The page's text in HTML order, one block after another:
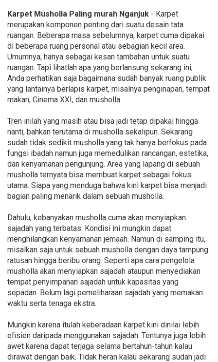
Karpet Musholla Paling murah Nganjuk - Karpet
merupakan komponen penting dari suatu desain tata
ruangan. Beberapa masa sebelumnya, karpet cuma dipakai
di beberapa ruang personal atau sebagian kecil area.
Umumnya, hanya sebagai kesan tambahan untuk suatu
ruangan. Tapi lihatlah apa yang berlansung sekarang ini,
Anda perhatikan saja bagaimana sudah banyak ruang publik
yang lantainya berlapis karpet, misalnya penginapan, tempat
makan, Cinema XXI, dan musholla.
Tren inilah yang masih atau bisa jadi tetap dipakai hingga
nanti, bahkan terutama di musholla sekalipun. Sekarang
sudah tidak sedikit musholla yang tak hanya berfokus pada
fungsi ibadah namun juga memedulikan rancangan, estetika,
dan kenyamanan pengunjung. Area yang lapang di sebuah
musholla ternyata bisa membuat karpet sebagai fokus
utama. Siapa yang menduga bahwa kini karpet bisa menjadi
bagian paling menarik dalam sebuah musholla.
Dahulu, kebanyakan musholla cuma akan menyiapkan
sajadah yang terbatas. Kondisi ini mungkin dapat
menghilangkan kenyamanan jemaah. Namun di samping itu,
misalkan saja untuk sebuah musholla dengan daya tampung
ratusan hingga beribu orang. Seperti apa cara pengelola
musholla akan menyiapkan sajadah ataupun menyediakan
tempat penyimpanan sajadah untuk kapasitas yang
sepadan. Belum lagi pemeliharaan sajadah yang memakan
waktu serta tenaga ekstra.
Mungkin karena itulah keberadaan karpet kini dinilai lebih
efisien daripada menggunakan sajadah. Tentunya juga lebih
awet karena dapat terjaga selama bertahun-tahun kalau
dirawat dengan baik. Tidak heran kalau sekarang sudah jadi